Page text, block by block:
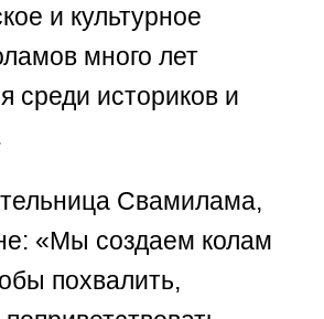
и культурное
много лет
среди историков и
Свамилама,
«Мы создаем колам
похвалить,